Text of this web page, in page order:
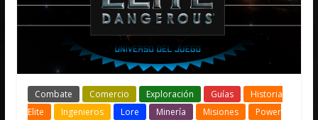
Combate Comercio Exploración Guías
Historia
Elite
Ingenieros Lore Minería Misiones
Power